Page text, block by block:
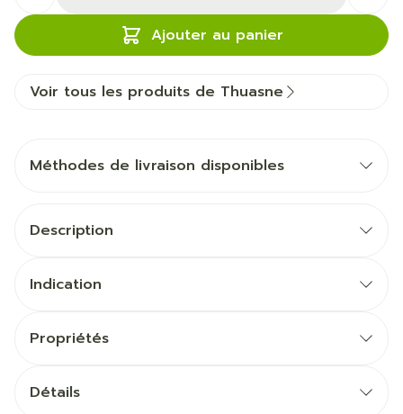
Ajouter au panier
Voir tous les produits de Thuasne
Méthodes de livraison disponibles
Description
Indication
Propriétés
Détails